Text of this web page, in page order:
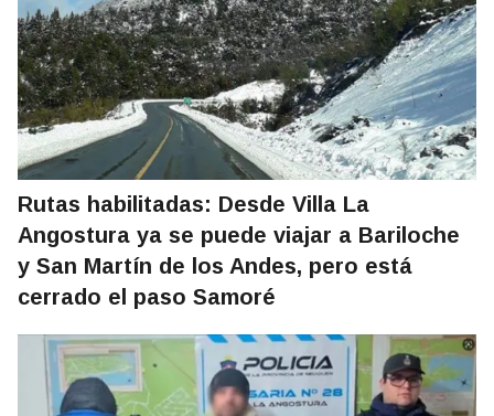
Rutas habilitadas: Desde Villa La
Angostura ya se puede viajar a Bariloche
y San Martín de los Andes, pero está
cerrado el paso Samoré